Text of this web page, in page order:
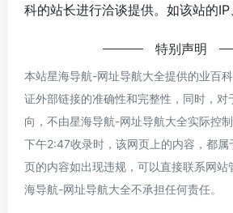
科的站长进行洽谈提供。如该站的IP
特别声明
本站星海导航-网址导航大全提供的业百
证外部链接的准确性和完整性，同时，对
向，不由星海导航-网址导航大全实际控
下午2:47收录时，该网页上的内容，都属
页的内容如出现违规，可以直接联系网站
海导航-网址导航大全不承担任何责任。